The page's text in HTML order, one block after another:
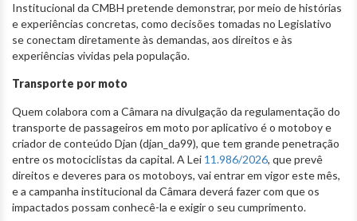
Institucional da CMBH pretende demonstrar, por meio de histórias
e experiências concretas, como decisões tomadas no Legislativo
se conectam diretamente às demandas, aos direitos e às
experiências vividas pela população.
Transporte por moto
Quem colabora com a Câmara na divulgação da regulamentação do
transporte de passageiros em moto por aplicativo é o motoboy e
criador de conteúdo Djan (djan_da99), que tem grande penetração
entre os motociclistas da capital. A Lei 11.986/2026, que prevê
direitos e deveres para os motoboys, vai entrar em vigor este mês,
e a campanha institucional da Câmara deverá fazer com que os
impactados possam conhecê-la e exigir o seu cumprimento.